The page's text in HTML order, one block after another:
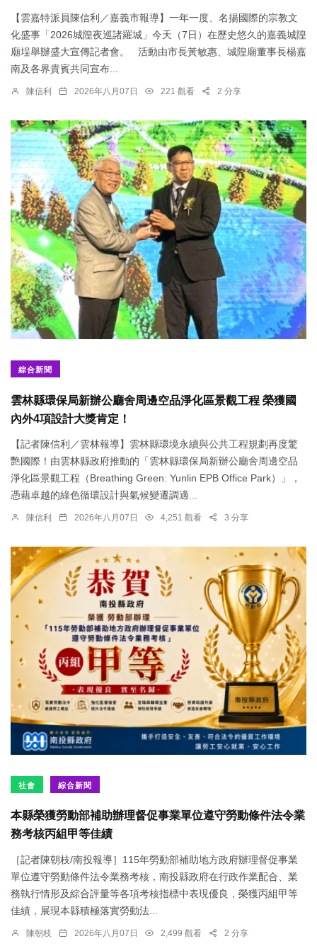
【雲嘉特派員陳信利／嘉義市報導】一年一度、名揚國際的宗教文
化盛事「2026城隍夜巡諸羅城」今天（7日）在歷史悠久的嘉義城隍
廟埕舉辦盛大宣傳記者會。 活動由市長黃敏惠、城隍廟董事長楊嘉
南及各界貴賓共同宣布...
陳信利 2026年八月07日 221 觀看 2 分享
綜合新聞
雲林縣環保局新辦公廳舍周邊空品淨化區景觀工程 榮獲國
內外4項設計大獎肯定！
【記者陳信利／雲林報導】雲林縣環境永續與公共工程規劃再度驚
艷國際！由雲林縣政府推動的「雲林縣環保局新辦公廳舍周邊空品
淨化區景觀工程（Breathing Green: Yunlin EPB Office Park）」，
憑藉卓越的綠色循環設計與氣候變遷調適...
陳信利 2026年八月07日 4,251 觀看 3 分享
社會 綜合新聞
本縣榮獲勞動部補助辦理督促事業單位遵守勞動條件法令業
務考核丙組甲等佳績
［記者陳朝枝/南投報導］115年勞動部補助地方政府辦理督促事業
單位遵守勞動條件法令業務考核，南投縣政府在行政作業配合、業
務執行情形及綜合評量等各項考核指標中表現優良，榮獲丙組甲等
佳績，展現本縣積極落實勞動法...
陳朝枝 2026年八月07日 2,499 觀看 2 分享